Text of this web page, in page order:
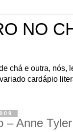
NO
chá e outra, nós,
cardápio
– Anne Tyler